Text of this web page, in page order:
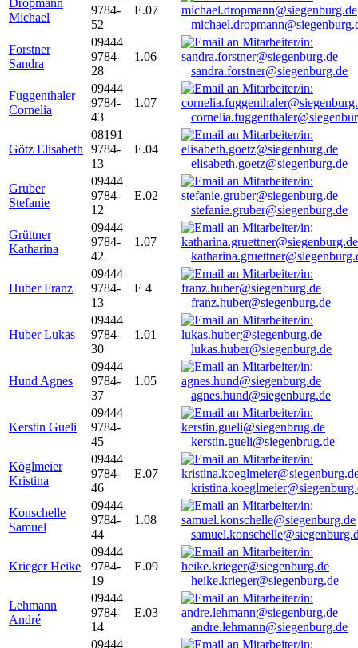
Dropmann
Michael
9784-
52
E.07
Forstner
Sandra
09444
9784-
28
1.06
sandra.forstner@siegenburg.de
Fuggenthaler
Cornelia
09444
9784-
43
1.07
Götz Elisabeth
08191
9784-
13
E.04
elisabeth.goetz@siegenburg.de
Gruber
Stefanie
09444
9784-
12
E.02
stefanie.gruber@siegenburg.de
Grüttner
Katharina
09444
9784-
42
1.07
Huber Franz
09444
9784-
13
E 4
franz.huber@siegenburg.de
Huber Lukas
09444
9784-
30
1.01
lukas.huber@siegenburg.de
Hund Agnes
09444
9784-
37
1.05
agnes.hund@siegenburg.de
Kerstin Gueli
09444
9784-
45
kerstin.gueli@siegenbrug.de
Köglmeier
Kristina
09444
9784-
46
E.07
Konschelle
Samuel
09444
9784-
44
1.08
Krieger Heike
09444
9784-
19
E.09
heike.krieger@siegenburg.de
Lehmann
André
09444
9784-
14
E.03
andre.lehmann@siegenburg.de
09444